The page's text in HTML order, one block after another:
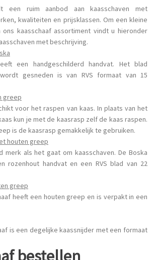
een ruim aanbod aan kaasschaven met
kwaliteiten en prijsklassen. Om een kleine
kaasschaaf assortiment vindt u hieronder
met beschrijving.
een handgeschilderd handvat. Het blad
gesneden is van RVS formaat van 15
greep
voor het raspen van kaas. In plaats van het
kun je met de kaasrasp zelf de kaas raspen.
is de kaasrasp gemakkelijk te gebruiken.
houten greep
merk als het gaat om kaasschaven. De Boska
rozenhout handvat en een RVS blad van 22
greep
heeft een houten greep en is verpakt in een
is een degelijke kaassnijder met een formaat
bestellen